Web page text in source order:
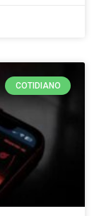
COTIDIANO